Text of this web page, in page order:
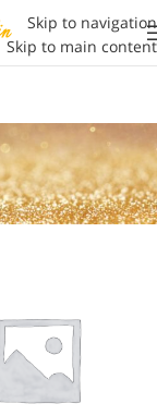
Skip to navigation
Skip to main content
עמוד הבית/ספרים